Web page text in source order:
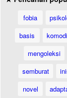
fobia
basis
mengoleksi
semburat
novel